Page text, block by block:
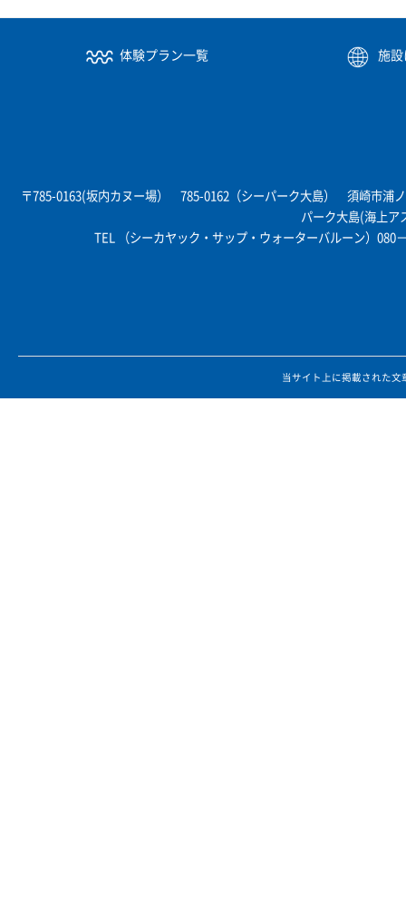
体験プラン一覧 施設
〒785-0163(坂内カヌー場） 785-0162（シーパーク大島） 須崎市浦
パーク大島(海上ア
TEL （シーカヤック・サップ・ウォーターバルーン）
当サイト上に掲載された文